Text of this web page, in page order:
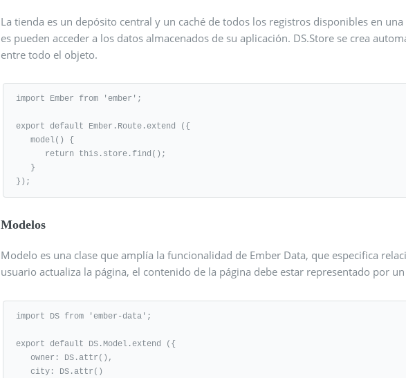
La tienda es un depósito central y un caché de todos los registros disponibles en
es pueden acceder a los datos almacenados de su aplicación. DS.Store se crea
entre todo el objeto.
import Ember from 'ember';
export default Ember.Route.extend ({
});
Modelos
Modelo es una clase que amplía la funcionalidad de Ember Data, que especifica
usuario actualiza la página, el contenido de la página debe estar representado por
import DS from 'ember-data';
export default DS.Model.extend ({